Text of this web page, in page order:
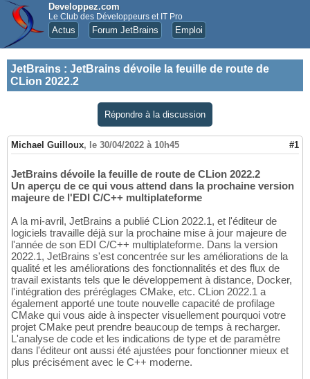
Developpez.com
Le Club des Développeurs et IT Pro
Actus Forum JetBrains Emploi
JetBrains : JetBrains dévoile la feuille de route de
CLion 2022.2
Répondre à la discussion
Michael Guilloux, le 30/04/2022 à 10h45 #1
JetBrains dévoile la feuille de route de CLion 2022.2
Un aperçu de ce qui vous attend dans la prochaine version
majeure de l'EDI C/C++ multiplateforme
A la mi-avril, JetBrains a publié CLion 2022.1, et l'éditeur de
logiciels travaille déjà sur la prochaine mise à jour majeure de
l'année de son EDI C/C++ multiplateforme. Dans la version
2022.1, JetBrains s'est concentrée sur les améliorations de la
qualité et les améliorations des fonctionnalités et des flux de
travail existants tels que le développement à distance, Docker,
l'intégration des préréglages CMake, etc. CLion 2022.1 a
également apporté une toute nouvelle capacité de profilage
CMake qui vous aide à inspecter visuellement pourquoi votre
projet CMake peut prendre beaucoup de temps à recharger.
L'analyse de code et les indications de type et de paramètre
dans l'éditeur ont aussi été ajustées pour fonctionner mieux et
plus précisément avec le C++ moderne.